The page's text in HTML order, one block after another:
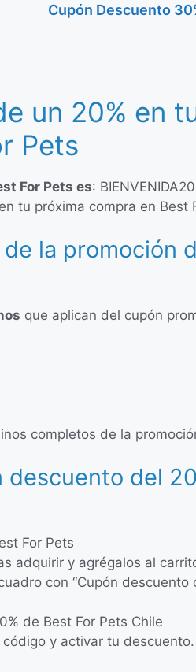
Cupón Descuento
un 20% en
Pets
For Pets es:
tu próxima compra en Best
la promoción
que aplican del cupón
completos de la
descuento del
For Pets
adquirir y agrégalos al
con “Cupón descuento
de Best For Pets Chile
y activar tu descuento.